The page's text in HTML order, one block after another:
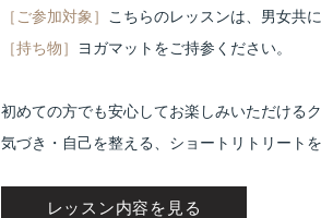
［ ご参加対象］ こちらのレッスンは、男女共
［持ち物］ ヨガマットをご持参ください。
初めての方でも安心してお楽しみいただける
気づき・自己を整える、ショートリトリート
レッスン内容を見る